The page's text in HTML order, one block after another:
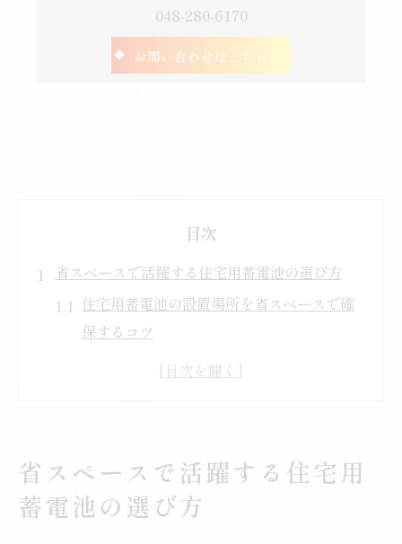
048-280-6170
お問い合わせはこちら
目次
省スペースで活躍する住宅用蓄電池の選び方
住宅用蓄電池の設置場所を省スペースで確
保するコツ
小型住宅用蓄電池の特徴と選ぶ際のポイン
住宅用蓄電池とソーラーパネルの組み合わ
せ活用法
省スペースで活躍する住宅用
蓄電池の選び方